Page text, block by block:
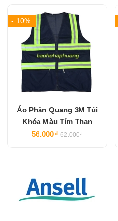
- 10%
Áo Phản Quang 3M Túi
Khóa Màu Tím Than
56.000₫ 62.000₫